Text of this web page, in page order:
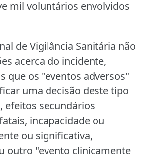
mil voluntários envolvidos
de Vigilância Sanitária não
acerca do incidente,
que os "eventos adversos"
uma decisão deste tipo
efeitos secundários
incapacidade ou
ou significativa,
outro "evento clinicamente